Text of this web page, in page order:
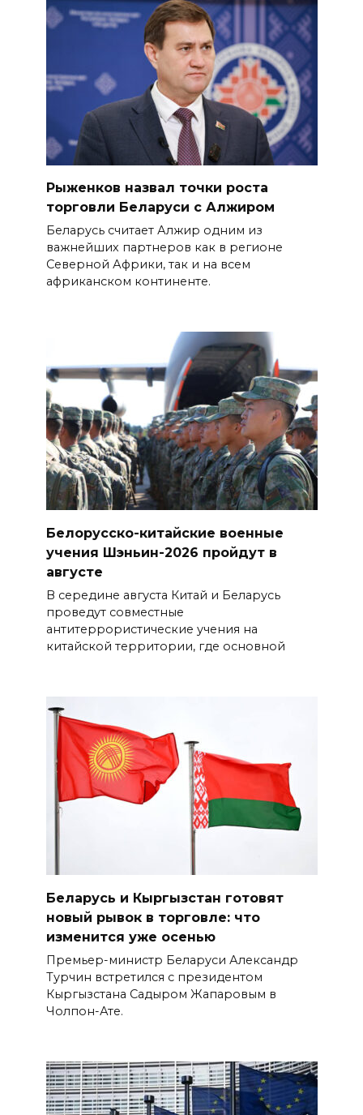
Рыженков назвал точки роста
торговли Беларуси с Алжиром
Беларусь считает Алжир одним из
важнейших партнеров как в регионе
Северной Африки, так и на всем
африканском континенте.
Белорусско-китайские военные
учения Шэньин-2026 пройдут в
августе
В середине августа Китай и Беларусь
проведут совместные
антитеррористические учения на
китайской территории, где основной
Беларусь и Кыргызстан готовят
новый рывок в торговле: что
изменится уже осенью
Премьер-министр Беларуси Александр
Турчин встретился с президентом
Кыргызстана Садыром Жапаровым в
Чолпон-Ате.